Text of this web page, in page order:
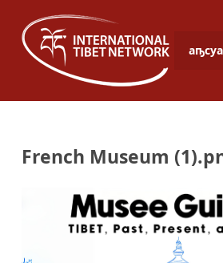
French Museum